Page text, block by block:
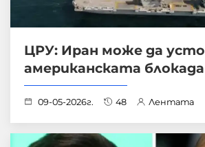
ЦРУ: Иран може да
американската
09-05-2026г. 48 Лентата